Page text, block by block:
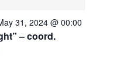
– coord.
31, 2024 @ 00:00